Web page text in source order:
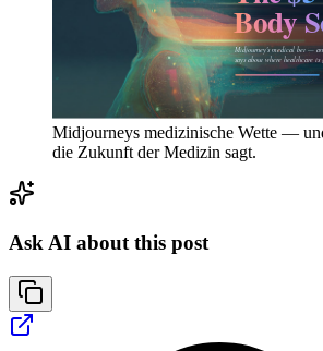
Midjourneys medizinische Wette —
die Zukunft der Medizin sagt.
Ask AI about this post